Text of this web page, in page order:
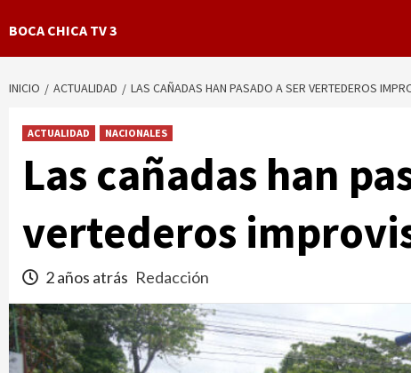
BOCA CHICA TV 3
INICIO ACTUALIDAD LAS CAÑADAS HAN PASADO A SER VERTEDEROS
ACTUALIDAD NACIONALES
Las cañadas han
vertederos
2 años atrás Redacción